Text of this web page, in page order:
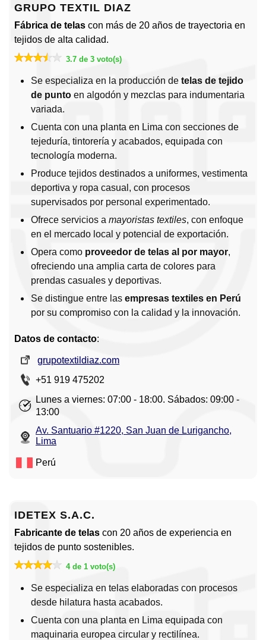
GRUPO TEXTIL DIAZ
Fábrica de telas con más de 20 años de trayectoria en
tejidos de alta calidad.
3.7 de 3 voto(s)
Se especializa en la producción de telas de tejido
de punto en algodón y mezclas para indumentaria
variada.
Cuenta con una planta en Lima con secciones de
tejeduría, tintorería y acabados, equipada con
tecnología moderna.
Produce tejidos destinados a uniformes, vestimenta
deportiva y ropa casual, con procesos
supervisados por personal experimentado.
Ofrece servicios a mayoristas textiles, con enfoque
en el mercado local y potencial de exportación.
Opera como proveedor de telas al por mayor,
ofreciendo una amplia carta de colores para
prendas casuales y deportivas.
Se distingue entre las empresas textiles en Perú
por su compromiso con la calidad y la innovación.
Datos de contacto:
grupotextildiaz.com
+51 919 475202
Lunes a viernes: 07:00 - 18:00. Sábados: 09:00 -
13:00
Av. Santuario #1220, San Juan de Lurigancho,
Lima
Perú
IDETEX S.A.C.
Fabricante de telas con 20 años de experiencia en
tejidos de punto sostenibles.
4 de 1 voto(s)
Se especializa en telas elaboradas con procesos
desde hilatura hasta acabados.
Cuenta con una planta en Lima equipada con
maquinaria europea circular y rectilínea.